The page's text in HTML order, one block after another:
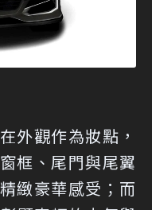
外觀作為妝點，
框、尾門與尾翼
緻豪華感受；而